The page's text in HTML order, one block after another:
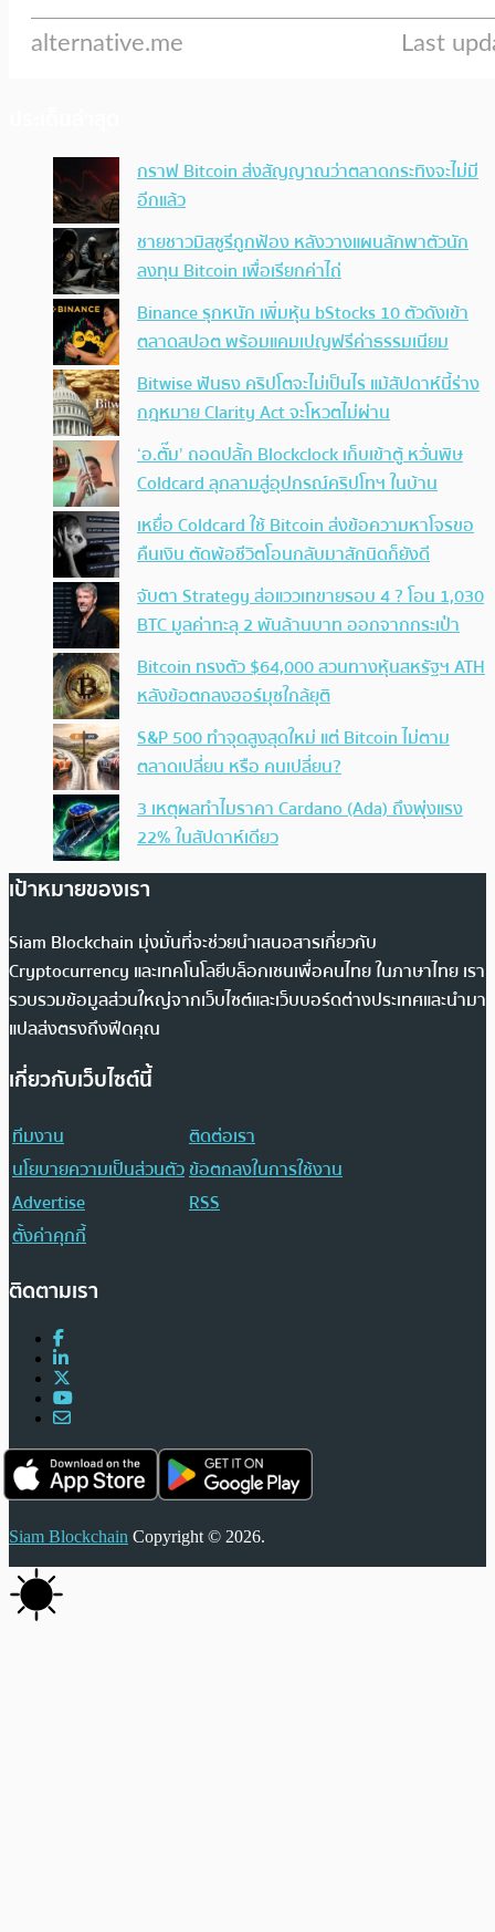
กราฟ Bitcoin ส่งสัญญาณว่าตลาดกระทิงจะไม่มี
อีกแล้ว
ชายชาวมิสซูรีถูกฟ้อง หลังวางแผนลักพาตัวนัก
ลงทุน Bitcoin เพื่อเรียกค่าไถ่
Binance รุกหนัก เพิ่มหุ้น bStocks 10 ตัวดังเข้า
ตลาดสปอต พร้อมแคมเปญฟรีค่าธรรมเนียม
Bitwise ฟันธง คริปโตจะไม่เป็นไร แม้สัปดาห์นี้ร่าง
กฎหมาย Clarity Act จะโหวตไม่ผ่าน
‘อ.ตั๊ม’ ถอดปลั้ก Blockclock เก็บเข้าตู้ หวั่นพิษ
Coldcard ลุกลามสู่อุปกรณ์คริปโทฯ ในบ้าน
เหยื่อ Coldcard ใช้ Bitcoin ส่งข้อความหาโจรขอ
คืนเงิน ตัดพ้อชีวิตโอนกลับมาสักนิดก็ยังดี
จับตา Strategy ส่อแววเทขายรอบ 4 ? โอน 1,030
BTC มูลค่าทะลุ 2 พันล้านบาท ออกจากกระเป๋า
Bitcoin ทรงตัว $64,000 สวนทางหุ้นสหรัฐฯ ATH
หลังข้อตกลงฮอร์มุซใกล้ยุติ
S&P 500 ทำจุดสูงสุดใหม่ แต่ Bitcoin ไม่ตาม
ตลาดเปลี่ยน หรือ คนเปลี่ยน?
3 เหตุผลทำไมราคา Cardano (Ada) ถึงพุ่งแรง
22% ในสัปดาห์เดียว
เป้าหมายของเรา
Siam Blockchain มุ่งมั่นที่จะช่วยนำเสนอสารเกี่ยวกับ
Cryptocurrency และเทคโนโลยีบล็อกเชนเพื่อคนไทย ในภาษาไทย เรา
รวบรวมข้อมูลส่วนใหญ่จากเว็บไซต์และเว็บบอร์ดต่างประเทศและนำมา
แปลส่งตรงถึงฟีดคุณ
เกี่ยวกับเว็บไซต์นี้
ทีมงาน
ติดต่อเรา
นโยบายความเป็นส่วนตัวข้อตกลงในการใช้งาน
Advertise
RSS
ตั้งค่าคุกกี้
ติดตามเรา
Siam Blockchain Copyright © 2026.